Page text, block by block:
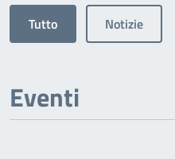
Tutto Notizie
Eventi